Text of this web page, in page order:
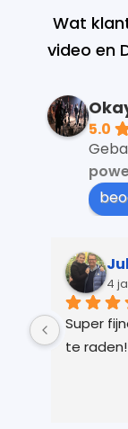
Wat
video en
5.0
4
Super
te